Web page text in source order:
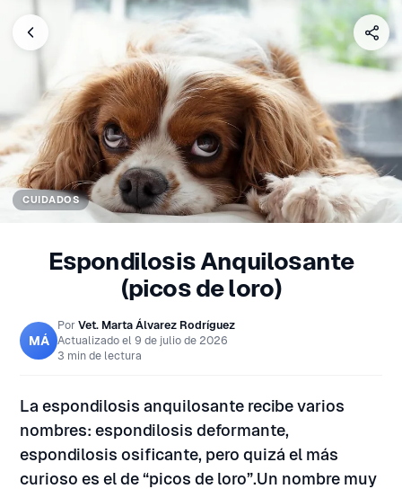
CUIDADOS
Espondilosis Anquilosante
(picos de loro)
MÁ
Por Vet. Marta Álvarez Rodríguez
Actualizado el 9 de julio de 2026
3 min de lectura
La espondilosis anquilosante recibe varios
nombres: espondilosis deformante,
espondilosis osificante, pero quizá el más
curioso es el de “picos de loro”.Un nombre muy